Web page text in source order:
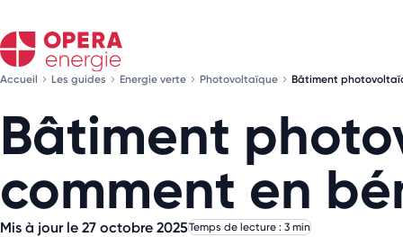
Accueil Les guides Energie verte Photovoltaïque Bâtiment
Bâtiment
comment en
Mis à jour le 27 octobre 2025Temps de lecture : 3 min